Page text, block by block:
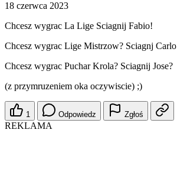
18 czerwca 2023
Chcesz wygrac La Lige Sciagnij Fabio!
Chcesz wygrac Lige Mistrzow? Sciagnj
Chcesz wygrac Puchar Krola? Sciagnij Jose?
(z przymruzeniem oka oczywiscie) ;)
1 Odpowiedz Zgłoś
REKLAMA